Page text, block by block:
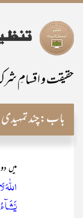
حقیقت و اقسامِ
باب:چند
میں